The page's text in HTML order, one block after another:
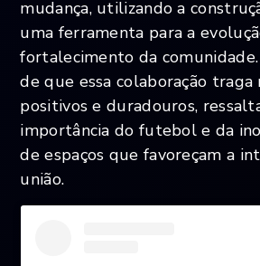
mudança, utilizando a
uma ferramenta para a
fortalecimento da
de que essa colaboração
positivos e duradouros,
importância do futebol e da
de espaços que favoreçam a
união.